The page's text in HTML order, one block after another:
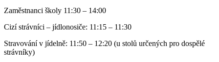
Zaměstnanci školy 11:30 – 14:00
Cizí strávníci – jídlonosiče: 11:15 – 11:30
Stravování v jídelně: 11:50 – 12:20 (u stolů určených pro dospělé
strávníky)